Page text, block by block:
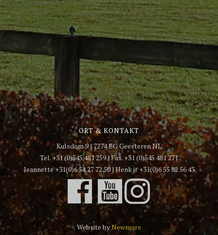
ORT & KONTAKT
Kulsdom 9 | 7274 EG Geesteren NL
Tel. +31 (0)545 481 259 | Fax. +31 (0)545 481 271
Jeannette +31(0)6 54 27 72 50 | Henk jr +31(0)6 55 82 56 43
Website byNewmore